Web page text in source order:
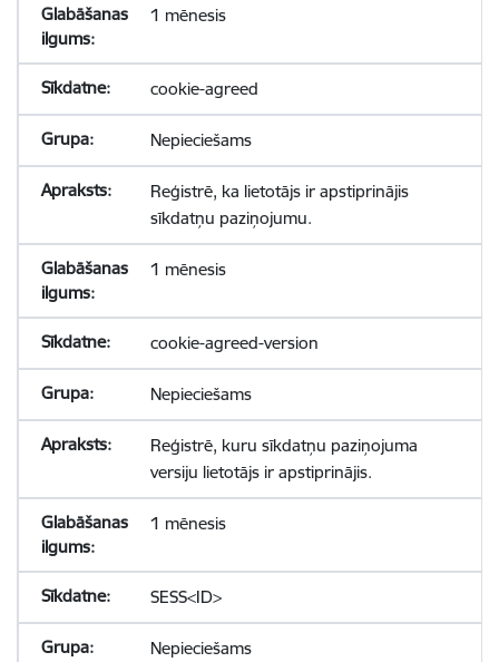
1 mēnesis
cookie-agreed
Nepieciešams
Reģistrē, ka lietotājs ir apstiprinājis
sīkdatņu paziņojumu.
1 mēnesis
cookie-agreed-version
Nepieciešams
Reģistrē, kuru sīkdatņu paziņojuma
versiju lietotājs ir apstiprinājis.
1 mēnesis
SESS<ID>
Nepieciešams